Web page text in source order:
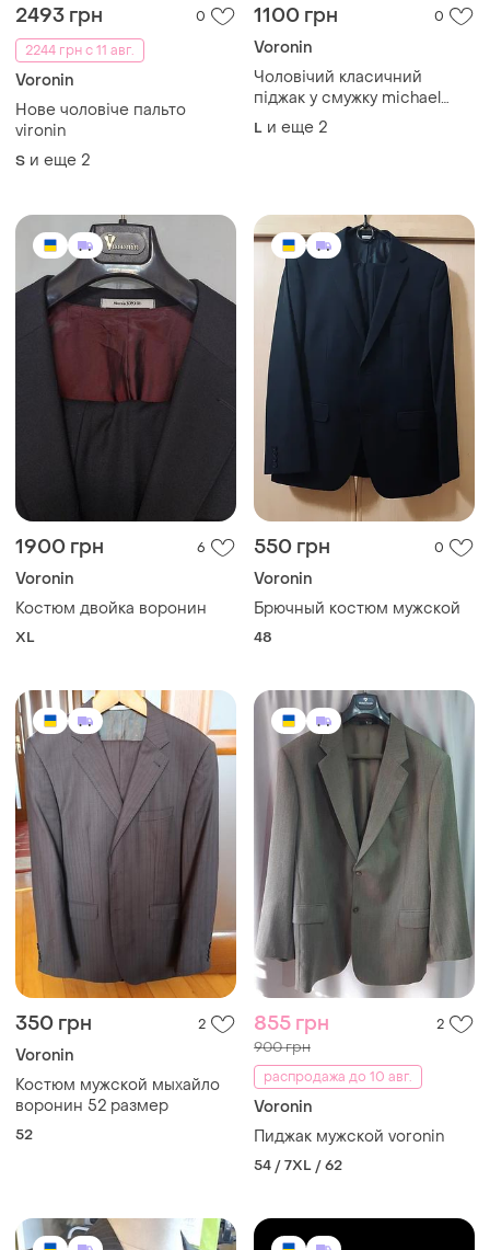
2493 грн
0
2244 грн с 11 авг.
Voronin
Нове чоловіче пальто
vironin
S и еще 2
1100 грн 0
Voronin
Чоловічий класичний
піджак у смужку michael
voronin | 100% вовна
L и еще 2
1900 грн 6
Voronin
Костюм двойка воронин
XL
550 грн 0
Voronin
Брючный костюм мужской
48
350 грн 2
Voronin
Костюм мужской мыхайло
воронин 52 размер
52
855 грн 2
900 грн
распродажа до 10 авг.
Voronin
Пиджак мужской voronin
54 / 7XL / 62